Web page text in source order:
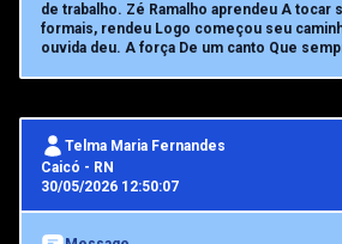
de trabalho. Zé Ramalho aprendeu A tocar
formais, rendeu Logo começou seu
ouvida deu. A força De um canto Que
Telma Maria Fernandes
Caicó - RN
30/05/2026 12:50:07